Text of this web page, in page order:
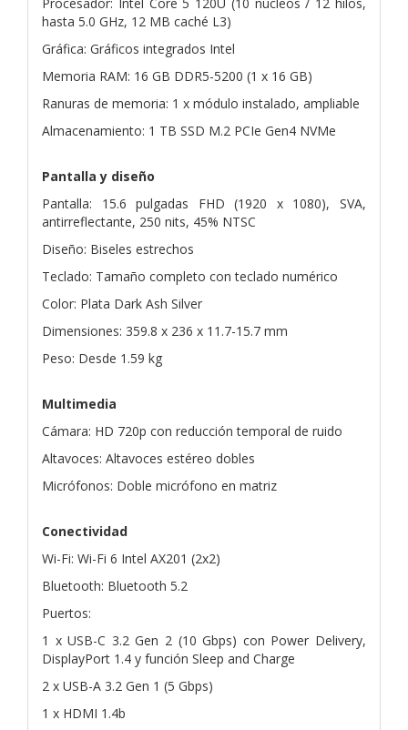
hasta 5.0 GHz, 12 MB caché L3)
Gráfica: Gráficos integrados Intel
Memoria RAM: 16 GB DDR5-5200 (1 x 16 GB)
Ranuras de memoria: 1 x módulo instalado, ampliable
Almacenamiento: 1 TB SSD M.2 PCIe Gen4 NVMe
Pantalla y diseño
Pantalla: 15.6 pulgadas FHD (1920 x 1080), SVA,
antirreflectante, 250 nits, 45% NTSC
Diseño: Biseles estrechos
Teclado: Tamaño completo con teclado numérico
Color: Plata Dark Ash Silver
Dimensiones: 359.8 x 236 x 11.7-15.7 mm
Peso: Desde 1.59 kg
Multimedia
Cámara: HD 720p con reducción temporal de ruido
Altavoces: Altavoces estéreo dobles
Micrófonos: Doble micrófono en matriz
Conectividad
Wi-Fi: Wi-Fi 6 Intel AX201 (2x2)
Bluetooth: Bluetooth 5.2
Puertos:
1 x USB-C 3.2 Gen 2 (10 Gbps) con Power Delivery,
DisplayPort 1.4 y función Sleep and Charge
2 x USB-A 3.2 Gen 1 (5 Gbps)
1 x HDMI 1.4b